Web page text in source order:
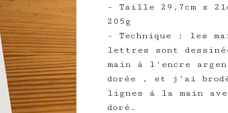
- Taille 29,7cm x
205g
- Technique : les
lettres sont
main à l'encre
dorée , et j'ai
lignes à la main
doré.